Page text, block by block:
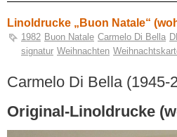
Linoldrucke „Buon Natale“
1982 Buon Natale Carmelo Di Bella
signatur Weihnachten
Carmelo Di Bella (1945-
Original-Linoldrucke